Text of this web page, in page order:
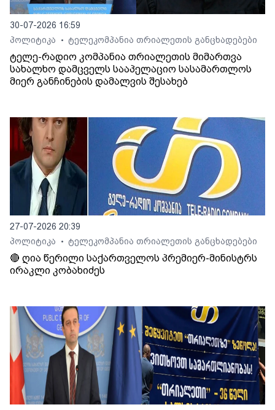
30-07-2026 16:59
პოლიტიკა
• ტელეკომპანია თრიალეთის განცხადებები
ტელე-რადიო კომპანია თრიალეთის მიმართვა
სახალხო დამცველს სააპელაციო სასამართლოს
მიერ განჩინების დამალვის შესახებ
27-07-2026 20:39
პოლიტიკა
• ტელეკომპანია თრიალეთის განცხადებები
🔴 ღია წერილი საქართველოს პრემიერ-მინისტრს
ირაკლი კობახიძეს